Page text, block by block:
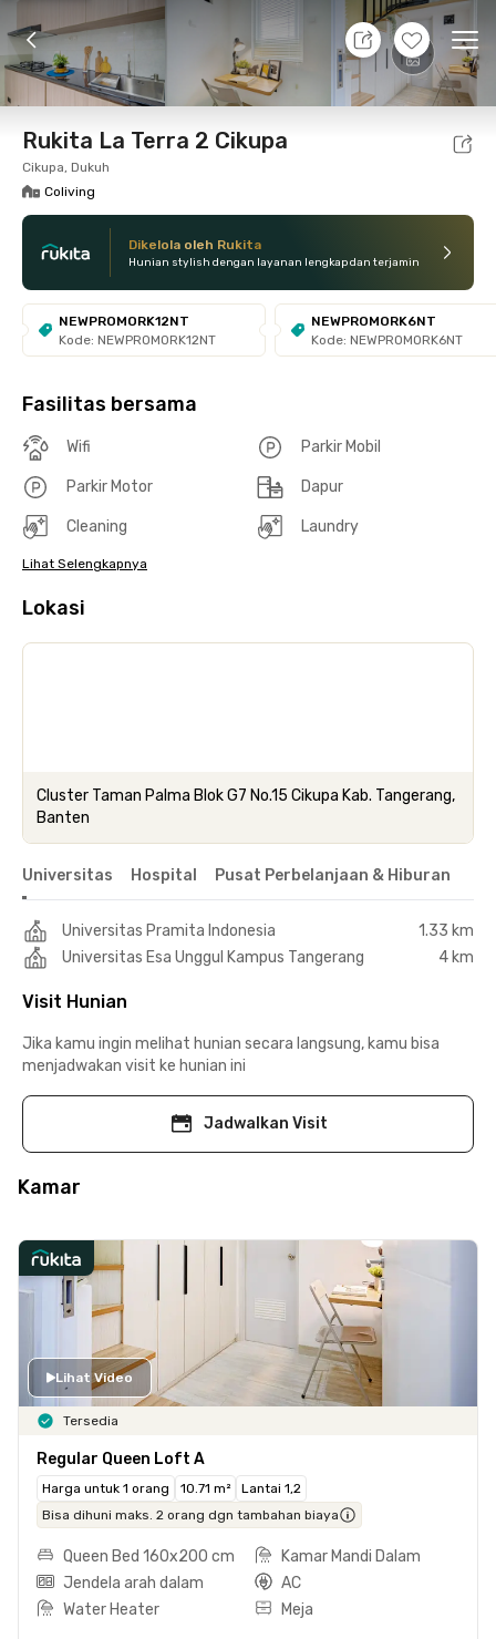
+12
10 Agt 26 - Belum tahu
Foto Fasilitas bersama Lokasi Kamar
Rukita La Terra 2 Cikupa
Cikupa, Dukuh
Coliving
Dikelola oleh Rukita
Hunian stylish dengan layanan lengkap dan terjamin
NEWPROMORK12NT
Kode: NEWPROMORK12NT
NEWPROMORK6NT
Kode: NEWPROMORK6NT
Fasilitas bersama
Wifi Parkir Mobil
Parkir Motor Dapur
Cleaning Laundry
Lihat Selengkapnya
Lokasi
Cluster Taman Palma Blok G7 No.15 Cikupa Kab. Tangerang,
Banten
Universitas Hospital Pusat Perbelanjaan & Hiburan
Universitas Pramita Indonesia
1.33 km
Universitas Esa Unggul Kampus Tangerang
4 km
Visit Hunian
Jika kamu ingin melihat hunian secara langsung, kamu bisa
menjadwakan visit ke hunian ini
Jadwalkan Visit
Kamar
Lihat Video
Tersedia
Regular Queen Loft A
Harga untuk 1 orang 10.71 m²
Lantai 1,2
Bisa dihuni maks. 2 orang dgn tambahan biaya
Queen Bed 160x200 cm
Kamar Mandi Dalam
Jendela arah dalam
AC
Water Heater
Meja